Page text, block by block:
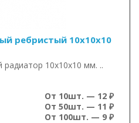
ребристый 10х10х10
10х10х10 мм. ..
От 10шт. — 12 ₽
От 50шт. — 11 ₽
От 100шт. — 9 ₽